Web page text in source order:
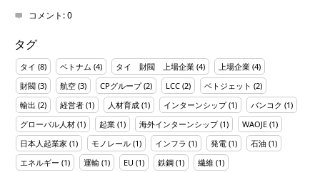
コメント:0
タグ
タイ (8) ベトナム (4) タイ 財閥 上場企業 (4) 上場企業 (4)
財閥 (3) 航空 (3) CPグループ(2) LCC (2) ベトジェット (2)
輸出 (2) 経営者 (1) 人材育成 (1) インターンシップ(1) バンコク (1)
グローバル人材 (1) 起業 (1) 海外インターンシップ(1) WAOJE (1)
日本人起業家 (1) モノレール (1) インフラ (1) 発電 (1) 石油 (1)
エネルギー (1) 運輸 (1) EU (1) 鉄鋼 (1) 繊維 (1)